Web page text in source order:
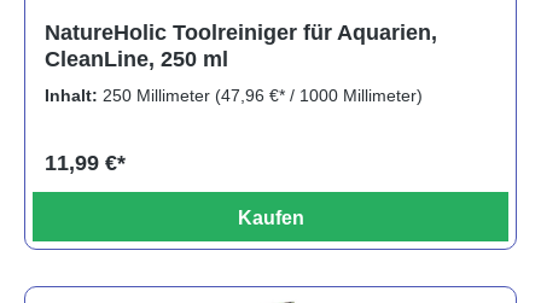
NatureHolic Toolreiniger für Aquarien,
CleanLine, 250 ml
Inhalt: 250 Millimeter (47,96 €* / 1000 Millimeter)
11,99 €*
Kaufen